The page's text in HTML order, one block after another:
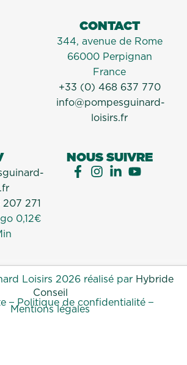
CONTACT
344, avenue de Rome
66000 Perpignan
France
+33 (0) 468 637 770
info@pompesguinard-
loisirs.fr
271
0,12€
NOUS SUIVRE
Loisirs 2026 réalisé par Hybride
Conseil
Politique de confidentialité
Mentions légales